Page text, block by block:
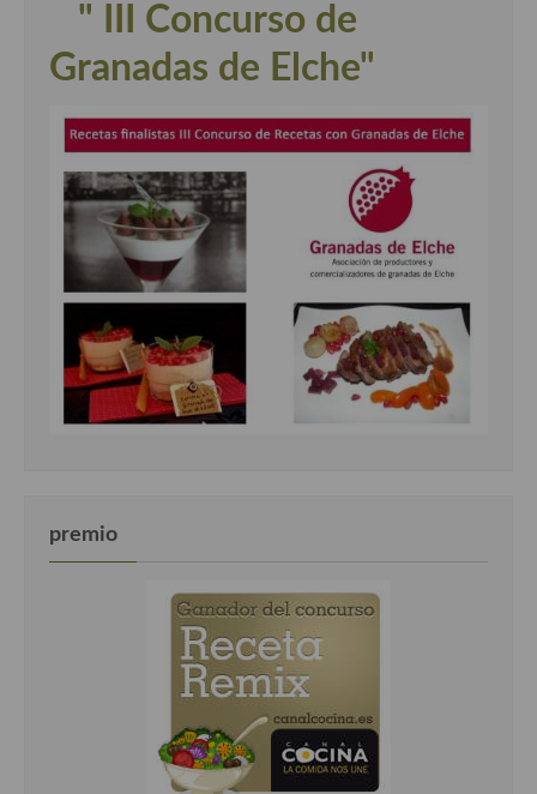
" III Concurso de
Granadas de Elche"
premio